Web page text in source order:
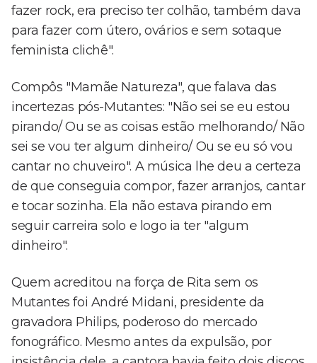
fazer rock, era preciso ter colhão, também dava
para fazer com útero, ovários e sem sotaque
feminista clichê".
Compôs "Mamãe Natureza", que falava das
incertezas pós-Mutantes: "Não sei se eu estou
pirando/ Ou se as coisas estão melhorando/ Não
sei se vou ter algum dinheiro/ Ou se eu só vou
cantar no chuveiro". A música lhe deu a certeza
de que conseguia compor, fazer arranjos, cantar
e tocar sozinha. Ela não estava pirando em
seguir carreira solo e logo ia ter "algum
dinheiro".
Quem acreditou na força de Rita sem os
Mutantes foi André Midani, presidente da
gravadora Philips, poderoso do mercado
fonográfico. Mesmo antes da expulsão, por